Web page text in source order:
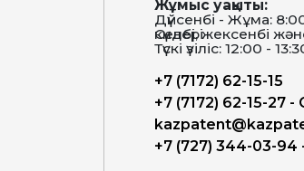
Жұмыс уақыты:
Дүйсенбі - Жұма:
Сенбі, жексенбі және мереке күндері-демалыс күндері
Түскі үзіліс: 12:00 -
+7 (7172) 62-15-15
+7 (7172) 62-15-27
+7 (727) 344-03-94